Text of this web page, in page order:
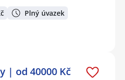
Plný úvazek
| od 40000 Kč